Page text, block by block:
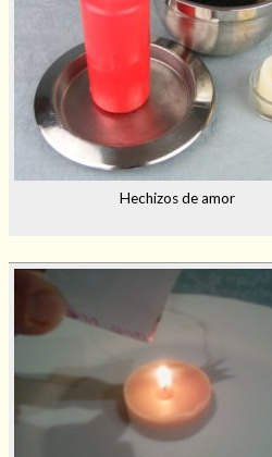
Hechizos de amor